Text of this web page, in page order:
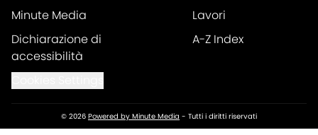
Minute Media
Lavori
Dichiarazione di
accessibilità
A-Z Index
© 2026 Powered by Minute Media - Tutti i diritti riservati